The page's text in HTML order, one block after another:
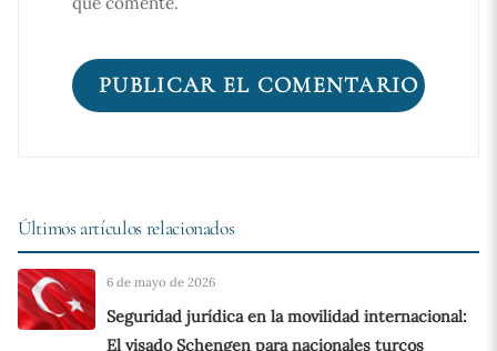
Últimos artículos relacionados
6 de mayo de 2026
Seguridad jurídica en la movilidad internacional:
El visado Schengen para nacionales turcos